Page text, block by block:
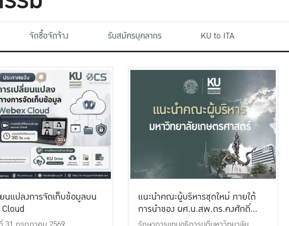
จัดซื้อจัดจ้าง รับสมัครบุคลากร KU to ITA
นแปลงการจัดเก็บข้อมูลบน
แนะนำคณะผู้บริหารชุดใหม่ ภายใต้
การนำของ ผศ.น.สพ.ดร.คงศักดิ์
เที่ยงธรรม